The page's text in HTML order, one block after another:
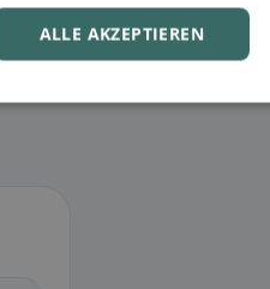
ALLE AKZEPTIEREN